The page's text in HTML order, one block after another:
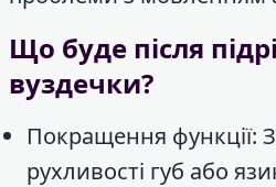
Що буде після
вуздечки?
Покращення функції:
рухливості губ або